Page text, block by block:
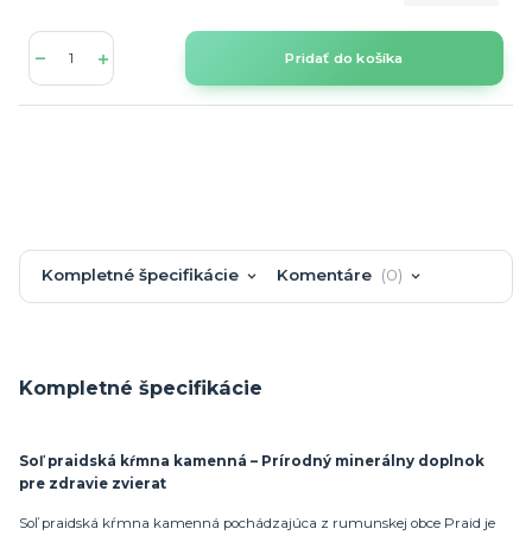
Pridať do košíka
Kompletné špecifikácie Komentáre 0
Kompletné špecifikácie
Soľ praidská kŕmna kamenná – Prírodný minerálny doplnok
pre zdravie zvierat
Soľ praidská kŕmna kamenná pochádzajúca z rumunskej obce Praid je